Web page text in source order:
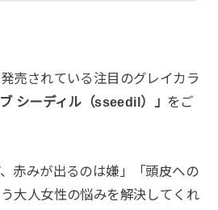
売されている注目のグレイカラ
ブ シーディル（sseedil）」 をご
赤みが出るのは嫌」「頭皮への
大人女性の悩みを解決してくれ